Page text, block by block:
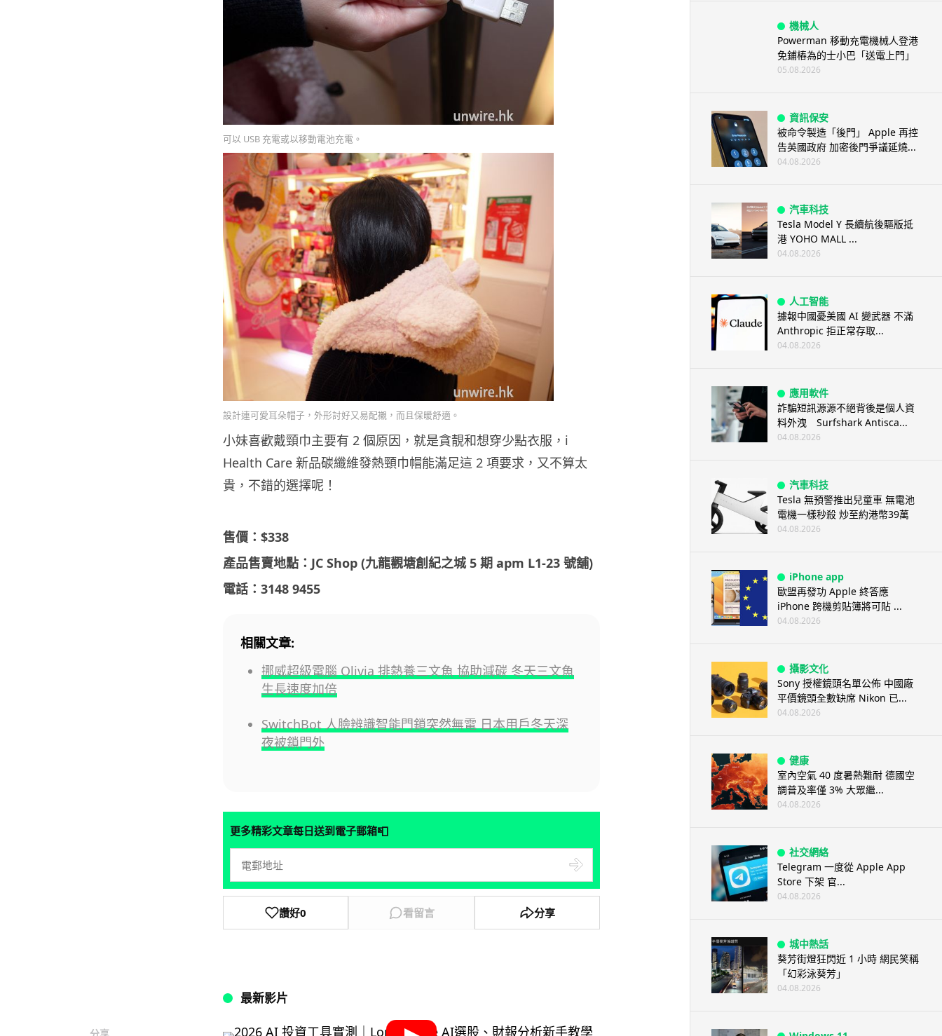
可以 USB 充電或以移動電池充電。
設計連可愛耳朵帽子，外形討好又易配襯，而且保暖舒適。
小妹喜歡戴頸巾主要有 2 個原因，就是貪靚和想穿少點衣服，i
Health Care 新品碳纖維發熱頸巾帽能滿足這 2 項要求，又不算太
貴，不錯的選擇呢！
售價：$338
產品售賣地點：JC Shop (九龍觀塘創紀之城 5 期 apm L1-23 號舖)
電話：3148 9455
相關文章:
挪威超級電腦 Olivia 排熱養三文魚 協助減碳 冬天三文魚
生長速度加倍
SwitchBot 人臉辨識智能門鎖突然無電 日本用戶冬天深
夜被鎖門外
更多精彩文章每日送到電子郵箱📮
讚好0 看留言 分享
最新影片
機械人
Powerman 移動充電機械人登港
免鋪樁為的士小巴「送電上門」
05.08.2026
資訊保安
被命令製造「後門」 Apple 再控
告英國政府 加密後門爭議延燒...
04.08.2026
汽車科技
Tesla Model Y 長續航後驅版抵
港 YOHO MALL ...
04.08.2026
人工智能
據報中國憂美國 AI 變武器 不滿
Anthropic 拒正常存取...
04.08.2026
應用軟件
詐騙短訊源源不絕背後是個人資
料外洩 Surfshark Antisca...
04.08.2026
汽車科技
Tesla 無預警推出兒童車 無電池
電機一樣秒殺 炒至約港幣39萬
04.08.2026
iPhone app
歐盟再發功 Apple 終答應
iPhone 跨機剪貼簿將可貼 ...
04.08.2026
攝影文化
Sony 授權鏡頭名單公佈 中國廠
平價鏡頭全數缺席 Nikon 已...
04.08.2026
健康
室內空氣 40 度暑熱難耐 德國空
調普及率僅 3% 大眾繼...
04.08.2026
社交網絡
Telegram 一度從 Apple App
Store 下架 官...
04.08.2026
城中熱話
葵芳街燈狂閃近 1 小時 網民笑稱
「幻彩泳葵芳」
04.08.2026